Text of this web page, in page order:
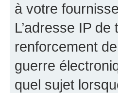
à votre
L’adresse IP
renforcement
guerre
quel sujet